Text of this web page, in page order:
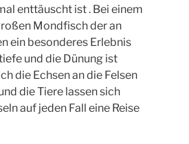
enttäuscht ist . Bei einem
Mondfisch der an
ein besonderes Erlebnis
und die Dünung ist
die Echsen an die Felsen
die Tiere lassen sich
auf jeden Fall eine Reise